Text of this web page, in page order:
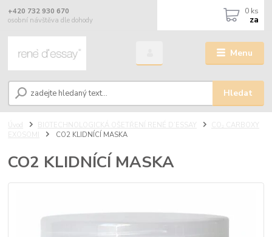
Menu
Hledat
+420 732 930 670
osobní návštěva dle dohody
0 ks
za
Úvod BIOTECHNOLOGICKÁ OŠETŘENÍ RENÉ D’ESSAY
CO₂ CARBOXY
EXOSOMI
CO2 KLIDNÍCÍ MASKA
CO2 KLIDNÍCÍ MASKA